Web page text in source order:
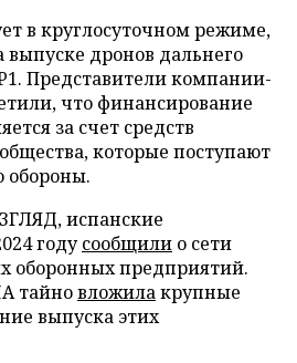
в круглосуточном режиме,
выпуске дронов дальнего
Представители компании-
что финансирование
за счет средств
которые поступают
обороны.
испанские
годусообщили о сети
оборонных предприятий.
тайновложилакрупные
выпуска этих